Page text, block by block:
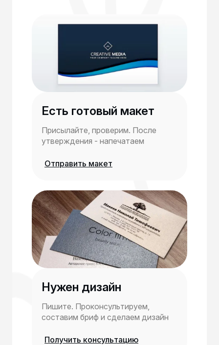
Есть готовый макет
Присылайте, проверим. После
утверждения - напечатаем
Отправить макет
Нужен дизайн
Пишите. Проконсультируем,
составим бриф и сделаем дизайн
Получить консультацию